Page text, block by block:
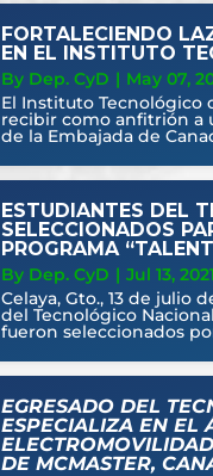
FORTALECIENDO
EN EL INSTITUTO
By Dep. CyD | May 07,
El Instituto Tecnológico
recibir como anfitrión a
de la Embajada de
ESTUDIANTES DEL
SELECCIONADOS
PROGRAMA
By Dep. CyD | Jul 13, 2021
Celaya, Gto., 13 de julio
del Tecnológico
fueron seleccionados
EGRESADO DEL
ESPECIALIZA EN EL
DE MCMASTER,